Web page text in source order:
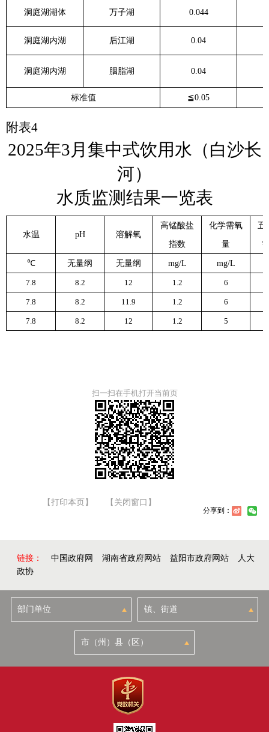
洞庭湖湖体 万子湖 0.044
洞庭湖内湖 后江湖 0.04
洞庭湖内湖 胭脂湖 0.04
标准值 ≦0.05
附表4
2025年3月集中式饮用水（白沙长
河）
水质监测结果一览表
水温 pH 溶解氧
高锰酸盐
指数
化学需氧
量
五
℃ 无量纲 无量纲 mg/L mg/L
7.8 8.2 12 1.2 6
7.8 8.2 11.9 1.2 6
7.8 8.2 12 1.2 5
扫一扫在手机打开当前页
【打印本页】 【关闭窗口】
分享到：
链接： 中国政府网 湖南省政府网站 益阳市政府网站
人大
政协